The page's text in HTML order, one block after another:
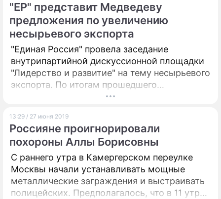
"ЕР" представит Медведеву
предложения по увеличению
несырьевого экспорта
"Единая Россия" провела заседание
внутрипартийной дискуссионной площадки
"Лидерство и развитие" на тему несырьевого
экспорта. По итогам прошедшего
мероприятия будет создан специальный
отрасли, который будет направлен премьер-
министру России, председателю партии
Дмитрию Медведеву.
13:29 / 27 июня 2019
Россияне проигнорировали
похороны Аллы Борисовны
С раннего утра в Камергерском переулке
Москвы начали устанавливать мощные
металлические заграждения и выстраивать
полицейских. Предполагалось, что в 11 утра